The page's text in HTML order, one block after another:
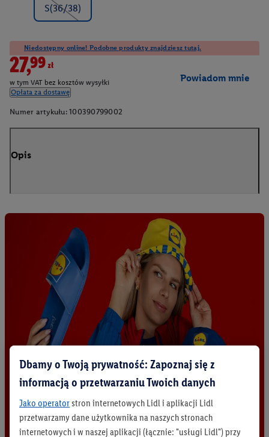
S(36/38)
Niedostępny online! Podobne produkty znajdziesz tutaj.
27,99zł
w tym VAT bez kosztów wysyłki
Opłata za dostawę
Powiadom mnie
Numer artykułu: 100390799002
Opis
Dbamy o Twoją prywatność: Zapoznaj się z
informacją o przetwarzaniu Twoich danych
Jako operatorstron internetowych Lidl i aplikacji Lidl
przetwarzamy dane użytkownika na naszych stronach
internetowych i w naszej aplikacji (łącznie: "usługi Lidl") przy